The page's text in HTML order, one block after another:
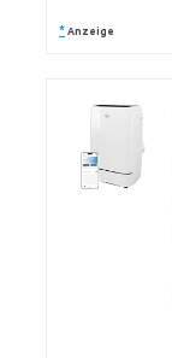
* Anzeige